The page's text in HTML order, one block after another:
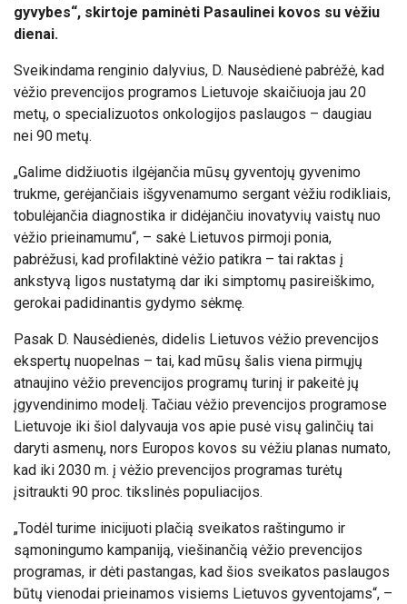
gyvybes“, skirtoje paminėti Pasaulinei kovos su vėžiu
dienai.
Sveikindama renginio dalyvius, D. Nausėdienė pabrėžė, kad
vėžio prevencijos programos Lietuvoje skaičiuoja jau 20
metų, o specializuotos onkologijos paslaugos – daugiau
nei 90 metų.
„Galime didžiuotis ilgėjančia mūsų gyventojų gyvenimo
trukme, gerėjančiais išgyvenamumo sergant vėžiu rodikliais,
tobulėjančia diagnostika ir didėjančiu inovatyvių vaistų nuo
vėžio prieinamumu“, – sakė Lietuvos pirmoji ponia,
pabrėžusi, kad profilaktinė vėžio patikra – tai raktas į
ankstyvą ligos nustatymą dar iki simptomų pasireiškimo,
gerokai padidinantis gydymo sėkmę.
Pasak D. Nausėdienės, didelis Lietuvos vėžio prevencijos
ekspertų nuopelnas – tai, kad mūsų šalis viena pirmųjų
atnaujino vėžio prevencijos programų turinį ir pakeitė jų
įgyvendinimo modelį. Tačiau vėžio prevencijos programose
Lietuvoje iki šiol dalyvauja vos apie pusė visų galinčių tai
daryti asmenų, nors Europos kovos su vėžiu planas numato,
kad iki 2030 m. į vėžio prevencijos programas turėtų
įsitraukti 90 proc. tikslinės populiacijos.
„Todėl turime inicijuoti plačią sveikatos raštingumo ir
sąmoningumo kampaniją, viešinančią vėžio prevencijos
programas, ir dėti pastangas, kad šios sveikatos paslaugos
būtų vienodai prieinamos visiems Lietuvos gyventojams“, –